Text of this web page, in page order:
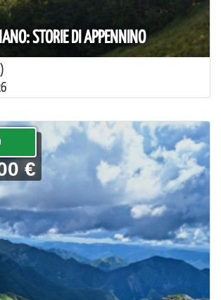
STORIE DI APPENNINO
€